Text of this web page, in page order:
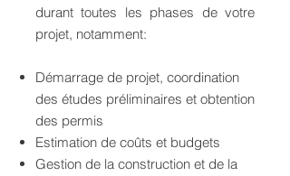
durant toutes les phases de votre
projet, notamment:
Démarrage de projet, coordination
des études préliminaires et obtention
des permis
Estimation de coûts et budgets
Gestion de la construction et de la